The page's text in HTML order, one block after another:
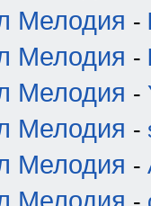
Мелодия -
Мелодия -
Мелодия -
Мелодия -
Мелодия -